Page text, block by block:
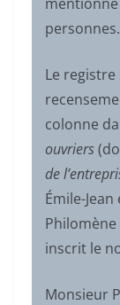
personnes.
Le
colonne
ouvriers
de
Émile-
Philomène
inscrit le
Monsieur